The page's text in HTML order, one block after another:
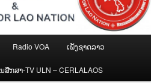
Radio VOA ເພັງຊາດລາວ
ກສາ-TV ULN – CERLALAOS